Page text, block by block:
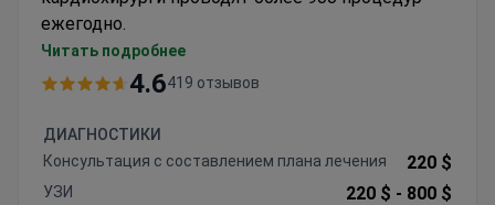
ежегодно.
Предлагает роботизированные и
малоинвазивные методы, включая TAVI и
Специализированная детская кардиохирургия
с коррекцией врожденных пороков
Комплексная диагностика, включая 3D МРТ
Читать подробнее
4.6419 отзывов
ДИАГНОСТИКИ
Консультация с составлением плана лечения
220 $
УЗИ 220 $ - 800 $